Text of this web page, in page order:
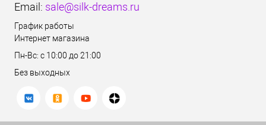
Email: sale@silk-dreams.ru
График работы
Интернет магазина
Пн-Вс: с 10:00 до 21:00
Без выходных